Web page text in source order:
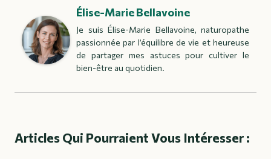
Élise-Marie Bellavoine
Je suis Élise-Marie Bellavoine, naturopathe
passionnée par l’équilibre de vie et heureuse
de partager mes astuces pour cultiver le
bien-être au quotidien.
Articles Qui Pourraient Vous Intéresser :